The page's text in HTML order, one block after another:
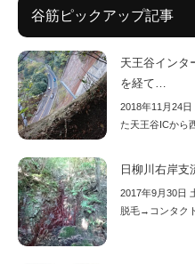
谷筋ピックアップ記事
天王谷インタ
を経て…
2018年11月24
た天王谷ICから
日柳川右岸支
2017年9月30日
脱毛→コンタク